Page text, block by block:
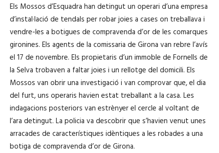
Els Mossos d’Esquadra han detingut un operari d’una empresa
d’instal·lació de tendals per robar joies a cases on treballava i
vendre-les a botigues de compravenda d’or de les comarques
gironines. Els agents de la comissaria de Girona van rebre l’avís
el 17 de novembre. Els propietaris d’un immoble de Fornells de
la Selva trobaven a faltar joies i un rellotge del domicili. Els
Mossos van obrir una investigació i van comprovar que, el dia
del furt, uns operaris havien estat treballant a la casa. Les
indagacions posteriors van estrènyer el cercle al voltant de
l’ara detingut. La policia va descobrir que s’havien venut unes
arracades de característiques idèntiques a les robades a una
botiga de compravenda d’or de Girona.